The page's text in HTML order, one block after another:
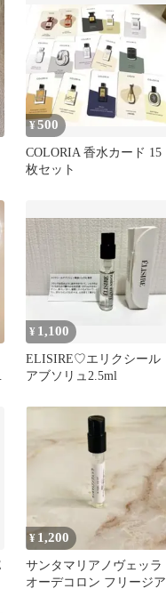
¥500
COLORIA 香水カード 15
枚セット
¥ 1,100
ELISIRE♡エリクシール
アブソリュ2.5ml
¥ 1,200
サンタマリアノヴェッラ
オーデコロン フリージア